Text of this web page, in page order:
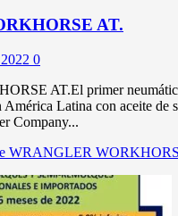
AT.
0
AT.El primer
Latina con aceite de
Company...
WRANGLER